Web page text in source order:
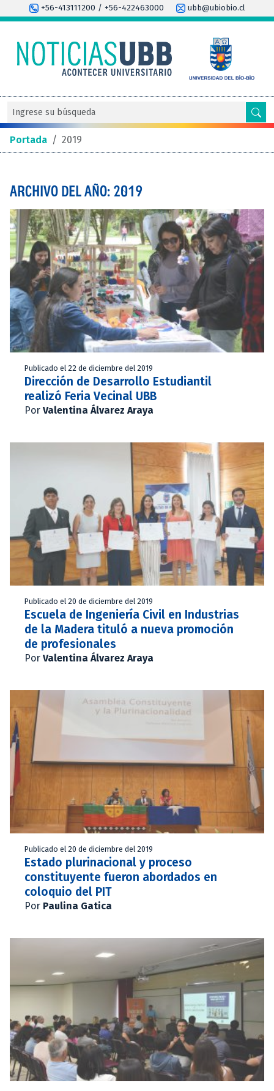
+56-413111200 / +56-422463000 ubb@ubiobio.cl
Portada / 2019
ARCHIVO DEL AÑO: 2019
Publicado el 22 de diciembre del 2019
Dirección de Desarrollo Estudiantil
realizó Feria Vecinal UBB
Por Valentina Álvarez Araya
Publicado el 20 de diciembre del 2019
Escuela de Ingeniería Civil en Industrias
de la Madera tituló a nueva promoción
de profesionales
Por Valentina Álvarez Araya
Publicado el 20 de diciembre del 2019
Estado plurinacional y proceso
constituyente fueron abordados en
coloquio del PIT
Por Paulina Gatica